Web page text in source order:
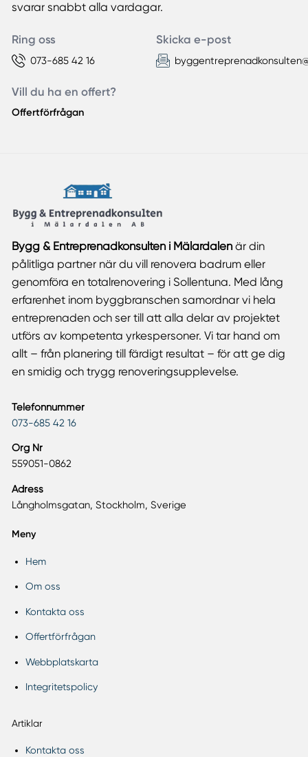
svarar snabbt alla vardagar.
Ring oss
073-685 42 16
Skicka e-post
Vill du ha en offert?
Offertförfrågan
Bygg & Entreprenadkonsulten i Mälardalenär din
pålitliga partner när du vill renovera badrum eller
genomföra en totalrenovering i Sollentuna. Med lång
erfarenhet inom byggbranschen samordnar vi hela
entreprenaden och ser till att alla delar av projektet
utförs av kompetenta yrkespersoner. Vi tar hand om
allt – från planering till färdigt resultat – för att ge dig
en smidig och trygg renoveringsupplevelse.
Telefonnummer
073-685 42 16
Org Nr
559051-0862
Adress
Långholmsgatan, Stockholm, Sverige
Meny
Hem
Om oss
Kontakta oss
Offertförfrågan
Webbplatskarta
Integritetspolicy
Artiklar
Kontakta oss